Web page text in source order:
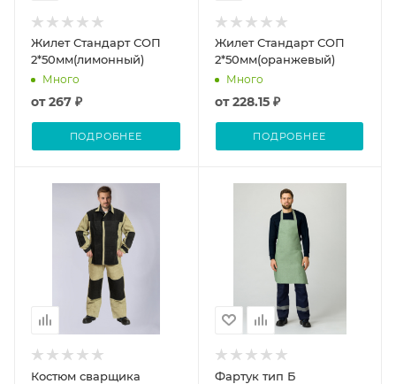
Жилет Стандарт СОП
2*50мм(лимонный)
Много
от267 ₽
ПОДРОБНЕЕ
Жилет Стандарт СОП
2*50мм(оранжевый)
Много
от228.15 ₽
ПОДРОБНЕЕ
Костюм сварщика
Фартук тип Б